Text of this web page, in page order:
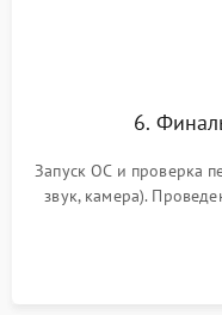
6.
Запуск ОС и проверка
звук, камера).
для контроля
системы